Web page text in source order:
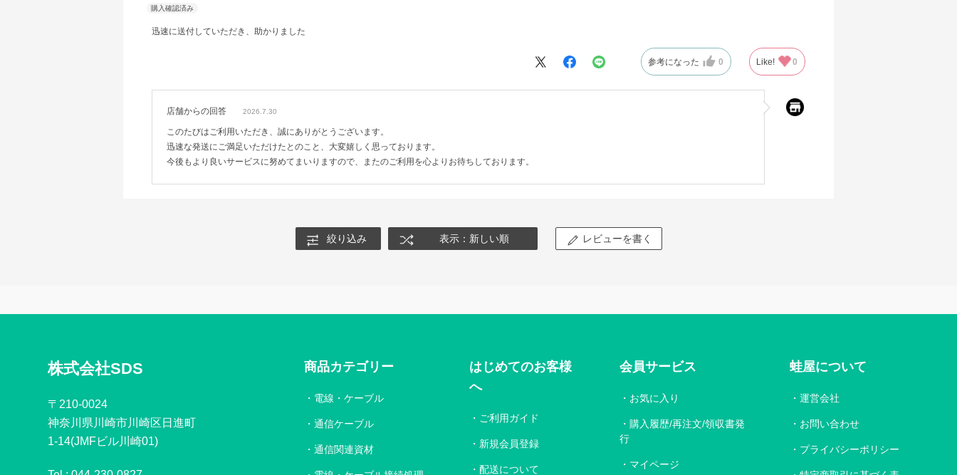
迅速に送付していただき、助かりました
参考になった 0 Like! 0
店舗からの回答 2026.7.30
このたびはご利用いただき、誠にありがとうございます。
迅速な発送にご満足いただけたとのこと、大変嬉しく思っております。
今後もより良いサービスに努めてまいりますので、またのご利用を心よりお待ちしております。
絞り込み 表示：新しい順 レビューを書く
株式会社SDS
〒210-0024
神奈川県川崎市川崎区日進町
1-14(JMFビル川崎01)
商品カテゴリー
電線・ケーブル
通信ケーブル
通信関連資材
はじめてのお客様
へ
ご利用ガイド
新規会員登録
配送について
会員サービス
お気に入り
購入履歴/再注文/領収書発
行
マイページ
蛙屋について
運営会社
お問い合わせ
プライバシーポリシー